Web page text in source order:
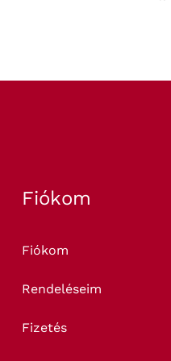
Fiókom
Fiókom
Rendeléseim
Fizetés